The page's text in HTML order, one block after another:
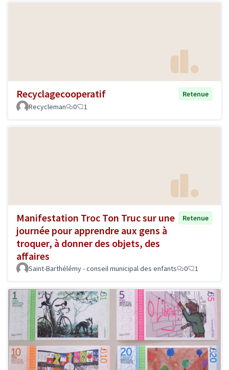
Recyclagecooperatif
Retenue
Recycleman
0 1
Manifestation Troc Ton Truc sur une
journée pour apprendre aux gens à
troquer, à donner des objets, des
affaires
Retenue
Saint-Barthélémy - conseil municipal des enfants 0 1